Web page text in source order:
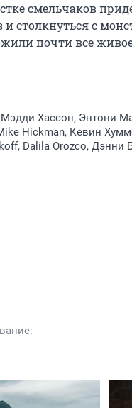
смельчаков
столкнуться с
почти все
Мэдди Хассон, Энтони
Hickman, Кевин
Dalila Orozco, Дэнни